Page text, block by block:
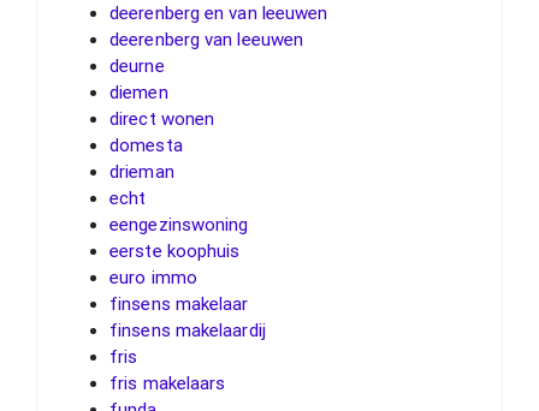
deerenberg en van leeuwen
deerenberg van leeuwen
deurne
diemen
direct wonen
domesta
drieman
echt
eengezinswoning
eerste koophuis
euro immo
finsens makelaar
finsens makelaardij
fris
fris makelaars